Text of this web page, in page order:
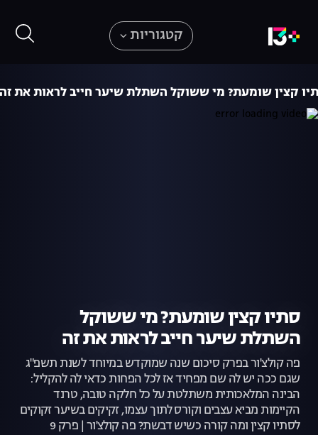
קטגוריות
קצין שומעת? מי ששוקל השתלת שיער חייב לראות את זה
סתיו קצין שומעת? מי ששוקל
השתלת שיער חייב לראות את זה
פה קולצ'ור בפרק סיכום שנה שמוקדש במיוחד לשנת תשפ"ג
שגם ככה יש לה שם מפחיד אז לכל הפחות כדאי לה להקליל:
הבינה המלאכותית משתלטת על כל חלקה טובה, טרנד
הקיימות מביא עצבים וקורס לתוך עצמו, זקיקים בשיער זקוקים
לסתיו קצין ומה קורה כשיש דבשת? פה קולצ'ור | פרק 9